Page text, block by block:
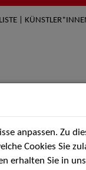
|
Aktuelles
anpassen. Zu
Cookies Sie
erhalten Sie in